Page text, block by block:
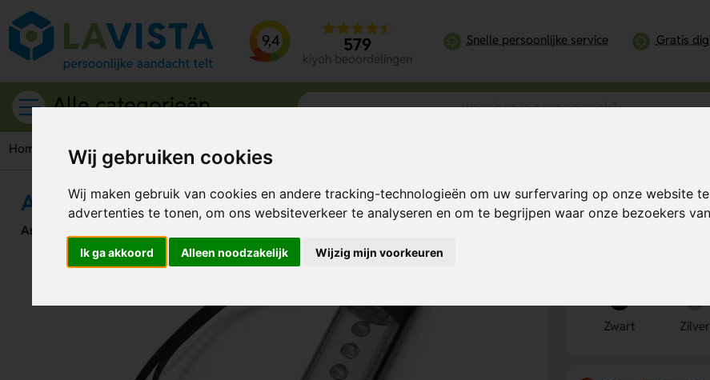
Wij gebruiken cookies
Wij maken gebruik van cookies en andere tracking-technologieën om uw surfervaring op onze website
advertenties te tonen, om ons websiteverkeer te analyseren en om te begrijpen waar onze bezoekers
Ik ga akkoord Alleen noodzakelijk Wijzig mijn voorkeuren
9,4 579
kiyoh beoordelingen
Snelle persoonlijke service Gratis
Alle categorieën
Home Outdoor artikelen Aluminium zaklamp met magneet
Aluminium zaklamp met magneet
Artikelnummer:
Bereken mijn
Zwart Zilver